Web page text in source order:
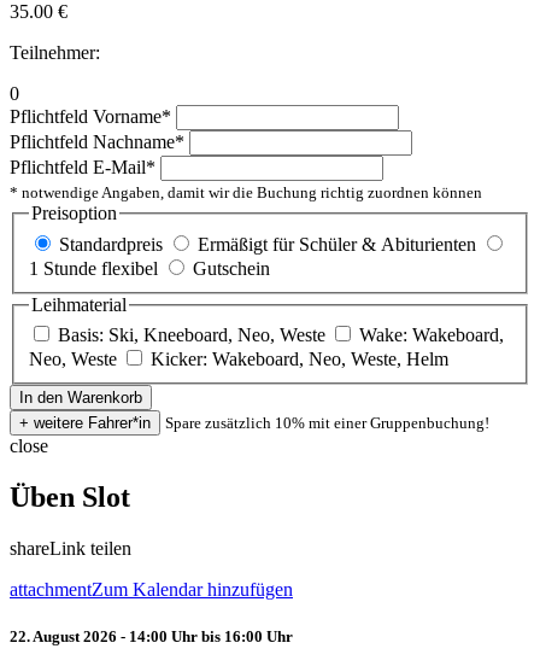
35.00 €
Teilnehmer:
0
Pflichtfeld Vorname*
Pflichtfeld Nachname*
Pflichtfeld E-Mail*
* notwendige Angaben, damit wir die Buchung richtig zuordnen können
Preisoption
Standardpreis
Ermäßigt für Schüler & Abiturienten
1 Stunde flexibel
Gutschein
Leihmaterial
Basis: Ski, Kneeboard, Neo, Weste
Wake: Wakeboard,
Neo, Weste
Kicker: Wakeboard, Neo, Weste, Helm
Spare zusätzlich 10% mit einer Gruppenbuchung!
close
Üben Slot
shareLink teilen
attachmentZum Kalendar hinzufügen
22. August 2026 - 14:00 Uhr bis 16:00 Uhr